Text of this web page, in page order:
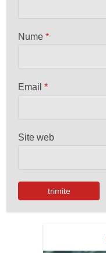
Nume*
Email*
Site web